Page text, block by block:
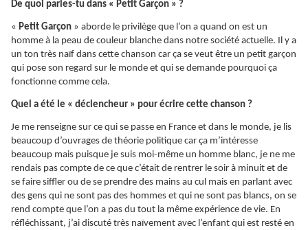
De quoi parles-tu dans « Petit Garçon » ?
« Petit Garçon » aborde le privilège que l’on a quand on est un
homme à la peau de couleur blanche dans notre société actuelle. Il y a
un ton très naïf dans cette chanson car ça se veut être un petit garçon
qui pose son regard sur le monde et qui se demande pourquoi ça
fonctionne comme cela.
Quel a été le « déclencheur » pour écrire cette chanson ?
Je me renseigne sur ce qui se passe en France et dans le monde, je lis
beaucoup d’ouvrages de théorie politique car ça m’intéresse
beaucoup mais puisque je suis moi-même un homme blanc, je ne me
rendais pas compte de ce que c’était de rentrer le soir à minuit et de
se faire siffler ou de se prendre des mains au cul mais en parlant avec
des gens qui ne sont pas des hommes et qui ne sont pas blancs, on se
rend compte que l’on a pas du tout la même expérience de vie. En
réfléchissant, j’ai discuté très naïvement avec l’enfant qui est resté en